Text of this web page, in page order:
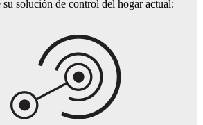
su solución de control del hogar actual: